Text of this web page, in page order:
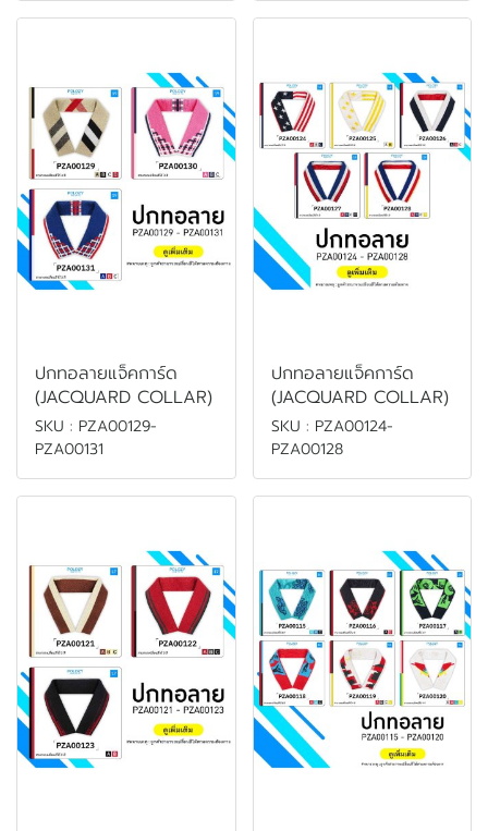
ปกทอลายแจ็คการ์ด
(JACQUARD COLLAR)
SKU : PZA00129-
PZA00131
ปกทอลายแจ็คการ์ด
(JACQUARD COLLAR)
SKU : PZA00124-
PZA00128